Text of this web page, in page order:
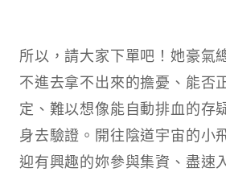
所以，請大家下單吧！她豪氣
不進去拿不出來的擔憂、能否
定、難以想像能自動排血的存
身去驗證。開往陰道宇宙的小
迎有興趣的妳參與集資、盡速